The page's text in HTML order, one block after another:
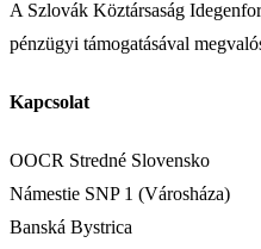
A Szlovák Köztársaság
pénzügyi támogatásával
Kapcsolat
OOCR Stredné Slovensko
Námestie SNP 1 (Városháza)
Banská Bystrica